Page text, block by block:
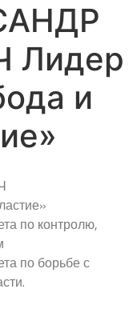
Лидер
и
по контролю,
по борьбе с